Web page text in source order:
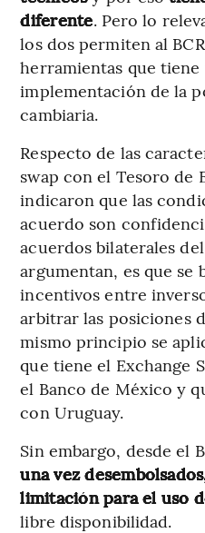
diferente. Pero lo
los dos permiten al
herramientas que tiene
implementación de la
cambiaria.
Respecto de las
swap con el Tesoro de
indicaron que las
acuerdo son
acuerdos bilaterales
argumentan, es que se
incentivos entre
arbitrar las posiciones
mismo principio se
que tiene el Exchange
el Banco de México y
con Uruguay.
Sin embargo, desde el
una vez
limitación para el uso
libre disponibilidad.